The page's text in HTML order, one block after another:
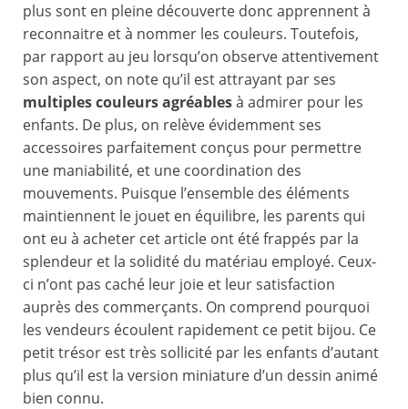
plus sont en pleine découverte donc apprennent à
reconnaitre et à nommer les couleurs. Toutefois,
par rapport au jeu lorsqu’on observe attentivement
son aspect, on note qu’il est attrayant par ses
multiples couleurs agréablesà admirer pour les
enfants. De plus, on relève évidemment ses
accessoires parfaitement conçus pour permettre
une maniabilité, et une coordination des
mouvements. Puisque l’ensemble des éléments
maintiennent le jouet en équilibre, les parents qui
ont eu à acheter cet article ont été frappés par la
splendeur et la solidité du matériau employé. Ceux-
ci n’ont pas caché leur joie et leur satisfaction
auprès des commerçants. On comprend pourquoi
les vendeurs écoulent rapidement ce petit bijou. Ce
petit trésor est très sollicité par les enfants d’autant
plus qu’il est la version miniature d’un dessin animé
bien connu.